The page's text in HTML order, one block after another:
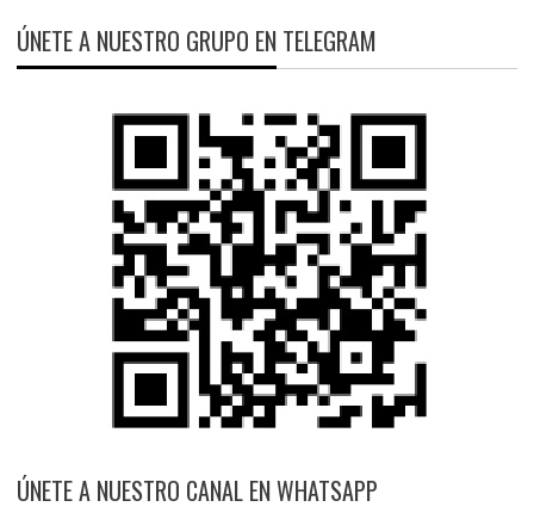
ÚNETE A NUESTRO GRUPO EN TELEGRAM
ÚNETE A NUESTRO CANAL EN WHATSAPP